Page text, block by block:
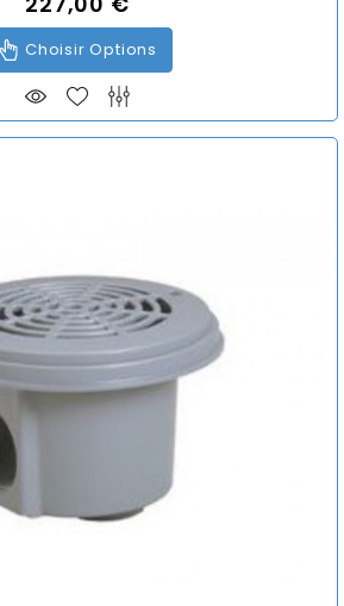
Choisir Options